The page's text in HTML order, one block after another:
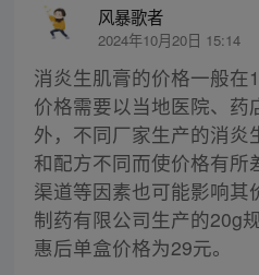
风暴歌者
2024年10月20日 15:14
消炎生肌膏的价格一般在
价格需要以当地医院、药
外，不同厂家生产的消炎
和配方不同而使价格有所
渠道等因素也可能影响其
制药有限公司生产的20g
惠后单盒价格为29元。